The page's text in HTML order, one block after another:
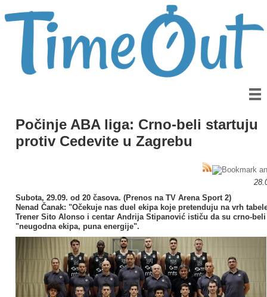
Počinje ABA liga: Crno-beli startuju
protiv Cedevite u Zagrebu
Subota, 29.09. od 20 časova. (Prenos na TV Arena Sport 2)
Nenad Čanak: "Očekuje nas duel ekipa koje pretenduju na vrh
Trener Sito Alonso i centar Andrija Stipanović ističu da su crno-beli
"neugodna ekipa, puna energije".